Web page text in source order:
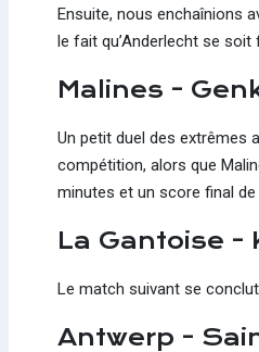
Ensuite, nous enchaînions
le fait qu’Anderlecht se
Malines -
Un petit duel des extrêmes
compétition, alors que
minutes et un score final de
La Gantoise -
Le match suivant se
Antwerp -